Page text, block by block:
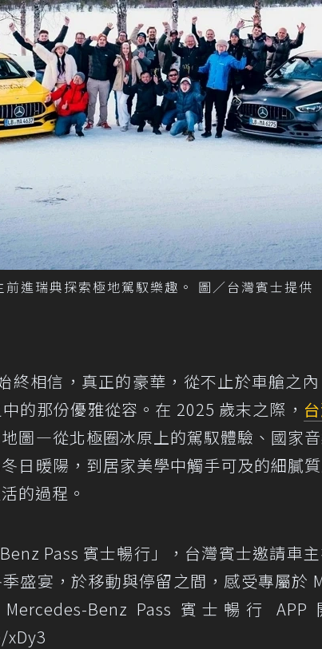
進瑞典探索極地駕馭樂趣。 圖／台灣賓士提供
終相信，真正的豪華，從不止於車艙之
的那份優雅從容。在 2025 歲末之際，
圖—從北極圈冰原上的駕馭體驗、國家
日暖陽，到居家美學中觸手可及的細膩
的過程。
Pass 賓士暢行」，台灣賓士邀請車
盛宴，於移動與停留之間，感受專屬於
Benz Pass 賓士暢行